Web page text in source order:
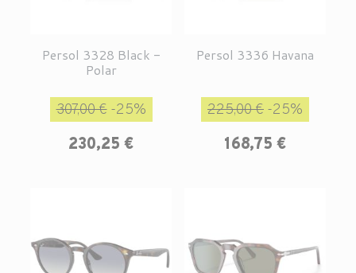
Persol 3328 Black -
Polar
Prix de base
307,00 €-25%
230,25 €
Persol 3336 Havana
Prix de base
225,00 € -25%
168,75 €